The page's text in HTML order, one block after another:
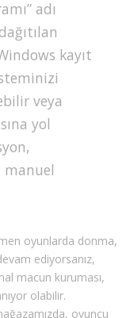
adı
kayıt
veya
yol
manuel
oyunlarda donma,
ediyorsanız,
macun kuruması,
olabilir.
oyuncu